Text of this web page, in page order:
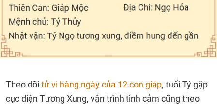
Theo dõi tử vi hàng ngày của 12 con giáp, tuổi Tý gặp
cục diện Tương Xung, vận trình tình cảm cũng theo